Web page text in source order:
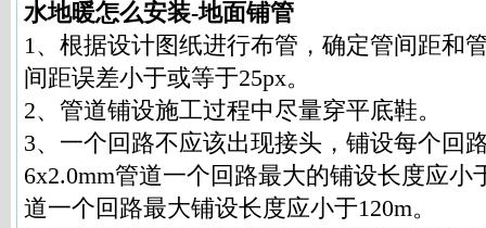
水地暖怎么安装-地面铺管
1、根据设计图纸进行布管，确定管间距和
间距误差小于或等于25px。
2、管道铺设施工过程中尽量穿平底鞋。
3、一个回路不应该出现接头，铺设每个回
6x2.0mm管道一个回路最大的铺设长度应小
道一个回路最大铺设长度应小于120m。